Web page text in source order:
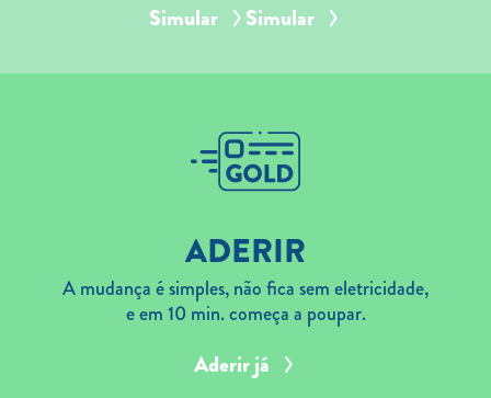
Simular Simular
ADERIR
A mudança é simples, não fica sem eletricidade,
e em 10 min. começa a poupar.
Aderir já